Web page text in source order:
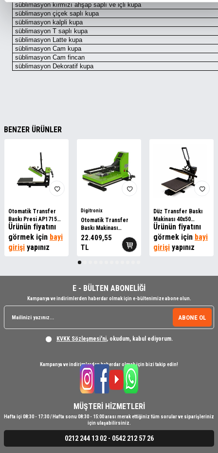
süblimasyon kırmızı ahşap saplı ve içli kupa
süblimasyon çiçek saplı kupa
süblimasyon kalpli kupa
süblimasyon T saplı kupa
süblimasyon Latte kupa
süblimasyon Cam kupa
süblimasyon Cam fincan
süblimasyon Dekoratif kupa
BENZER ÜRÜNLER
Otomatik Transfer
Baskı Presi AP1715
40x50CM Yeşil
Ürünün fiyatını
görmek için bayi
girişi yapınız
Digitronix
Otomatik Transfer
Baskı Makinası
HP3804C 38x38cm Y
22.409,55
TL
Düz Transfer Baskı
Makinası 40x50
AP2519 Siyah
Ürünün fiyatını
görmek için bayi
girişi yapınız
E - BÜLTEN ABONELİĞİ
Kampanya ve indirimlerden haberdar olmak için e-bültenimize abone olun.
ABONE OL
KVKK Sözleşmesi'ni, okudum, kabul ediyorum.
Kampanya ve indirimlerden haberdar olmak için bizi takip edin!
MÜŞTERİ HİZMETLERİ
Hafta içi 08:30 - 17:30 / Hafta sonu 08:30 - 15:00 arası merak ettiğiniz tüm sorular ve siparişleriniz
için ulaşabilirsiniz.
0212 244 13 02 - 0542 212 57 26